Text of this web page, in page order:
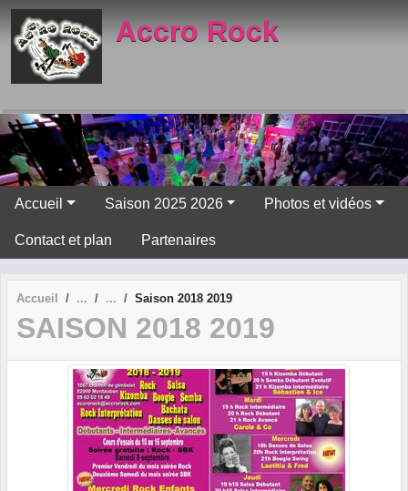
Accro Rock
Accueil Saison 2025 2026 Photos et vidéos
Contact et plan Partenaires
Accueil Saison 2018 2019
SAISON 2018 2019
Panneau de gestion des cookies